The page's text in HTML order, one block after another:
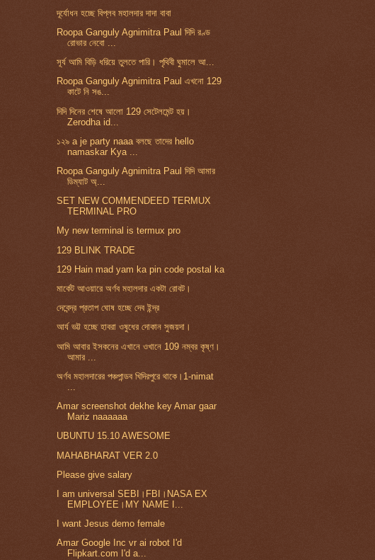
দূর্যোধন হচ্ছে বিপ্লব মহালদার দাদা বাবা
Roopa Ganguly Agnimitra Paul দিদি রণ্ড
রোভার নেবো ...
সূর্য আমি বিড়ি ধরিয়ে তুলতে পারি। পৃথিবী ঘুমালে আ...
Roopa Ganguly Agnimitra Paul এখনো 129
কাটে নি সঙ...
দিদি দিনের শেষে আলো 129 সেটেলমেন্ট হয়।
Zerodha id...
১২৯ a je party naaa বলছে তাদের hello
namaskar Kya ...
Roopa Ganguly Agnimitra Paul দিদি আমার
ডিম্যাট অ্...
SET NEW COMMENDEED TERMUX
TERMINAL PRO
My new terminal is termux pro
129 BLINK TRADE
129 Hain mad yam ka pin code postal ka
মার্কেট আওয়ারে অর্ণব মহালদার একটা রোবট।
দেবেন্দ্র প্রতাপ ঘোষ হচ্ছে দেব ইন্দ্র
আর্য ভট্ট হচ্ছে হাবরা ওষুধের দোকান সুজয়দা।
আমি আবার ইসকনের এখানে ওখানে 109 নম্বর কৃষ্ণ।
আমার ...
অর্ণব মহালদারের পঞ্চপান্ডব খিদিরপুরে থাকে।1-nimat
Amar screenshot dekhe key Amar gaar
Mariz naaaaaa
UBUNTU 15.10 AWESOME
MAHABHARAT VER 2.0
Please give salary
I am universal SEBI।FBI।NASA EX
EMPLOYEE।MY NAME I...
I want Jesus demo female
Amar Google Inc vr ai robot I'd
Flipkart.com I'd a...